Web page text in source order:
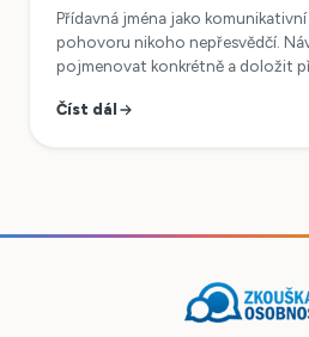
Přídavná jména jako
pohovoru nikoho nepřesvědčí.
pojmenovat konkrétně a doložit
Číst dál